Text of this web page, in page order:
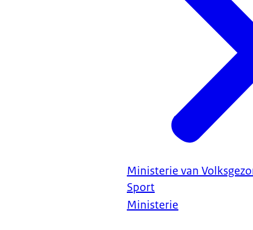
Ministerie van
Sport
Ministerie